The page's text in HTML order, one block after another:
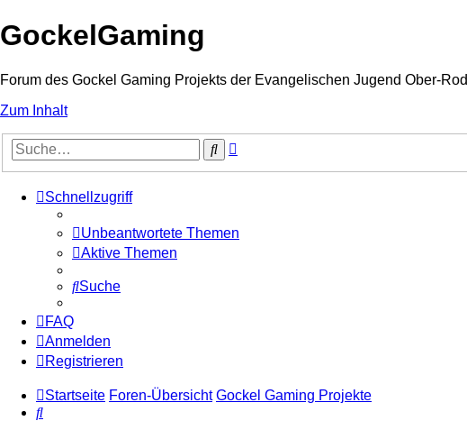
GockelGaming
Forum des Gockel Gaming Projekts der Evangelischen Jugend Ober-
Zum Inhalt
Suche
Schnellzugriff
Unbeantwortete Themen
Aktive Themen
Suche
FAQ
Anmelden
Registrieren
Startseite Foren-Übersicht Gockel Gaming Projekte
Suche